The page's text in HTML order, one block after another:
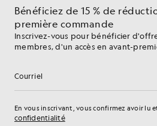
Bénéficiez de 15 % de
première commande
Inscrivez-vous pour bénéficier
membres, d'un accès en avant-
Adresse e-mail
En vous inscrivant, vous confirmez avoir lu
confidentialité